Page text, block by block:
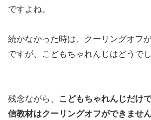
ですよね。
続かなかった時は、クーリングオフ
ですが、こどもちゃれんじはどうで
残念ながら、
こどもちゃれんじだけ
信教材はクーリングオフができません